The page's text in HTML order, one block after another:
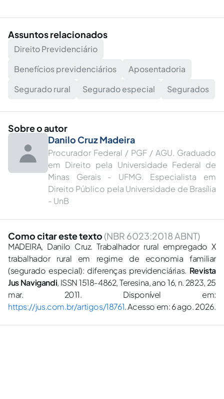
Assuntos relacionados
Direito Previdenciário
Benefícios previdenciários
Aposentadoria
Segurado rural
Segurado especial Segurados
Sobre o autor
Danilo Cruz Madeira
Procurador Federal / PGF / AGU. Graduado
em Direito pela Universidade Federal de
Minas Gerais - UFMG. Especialista em
Direito Público pela Universidade de Brasília
- UnB
Como citar este texto (NBR 6023:2018 ABNT)
MADEIRA, Danilo Cruz. Trabalhador rural empregado X
trabalhador rural em regime de economia familiar
(segurado especial): diferenças previdenciárias. Revista
Jus Navigandi, ISSN 1518-4862, Teresina, ano 16, n. 2823, 25
mar. 2011. Disponível em:
https://jus.com.br/artigos/18761. Acesso em: 6 ago. 2026.